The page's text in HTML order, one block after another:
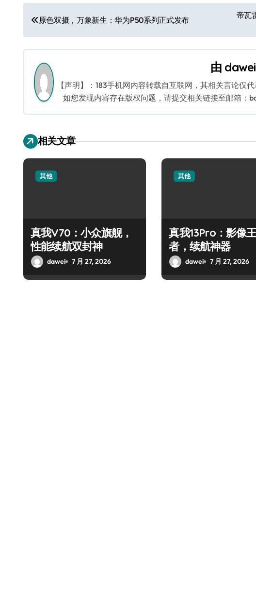
文
章
导
航
原色双摄，万象新生：华为P50系列正式发布
帝瓦
由 dawei
【声明】：183手机网内容转载自互联网，其相关言论仅
如您发现内容存在版权问题，请提交相关链接至邮箱：
相关文章
其他
真我V70：小众旗舰，
性能续航双封神
dawei 7 月 27, 2026
其他
真我13Pro：影像
者，续航神器
dawei 7 月 27, 2026